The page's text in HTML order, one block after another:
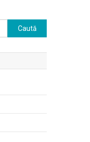
Caută
după: